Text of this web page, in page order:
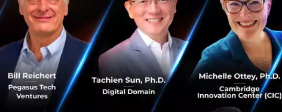
เสียค่าใช้จ่ายและสามารถสร้างรายได้จากอาหารส่วนเกินได้
แล้วทำไมจึงต้องกังวลเกี่ยวกับ Food Waste ?
เศษอาหารเป็นปัญหาที่เกิดขึ้นอย่างต่อเนื่องและเป็นหนึ่งในปั
อยู่ในขณะนี้ ลองจินตนาการถึงภาพของถุง 3 ใบที่เต็มไปด้วยอาห